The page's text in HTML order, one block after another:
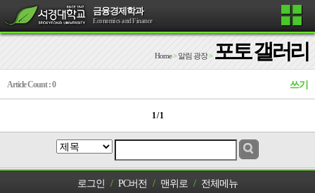
금융경제학과
Economics and Finance
Home> 알림 광장> 포토 갤러리
Article Count : 0 쓰기
1 / 1
로그인 / PC버전 / 맨위로 / 전체메뉴